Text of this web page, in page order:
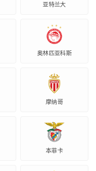
亚特兰大
奥林匹亚科斯
摩纳哥
本菲卡